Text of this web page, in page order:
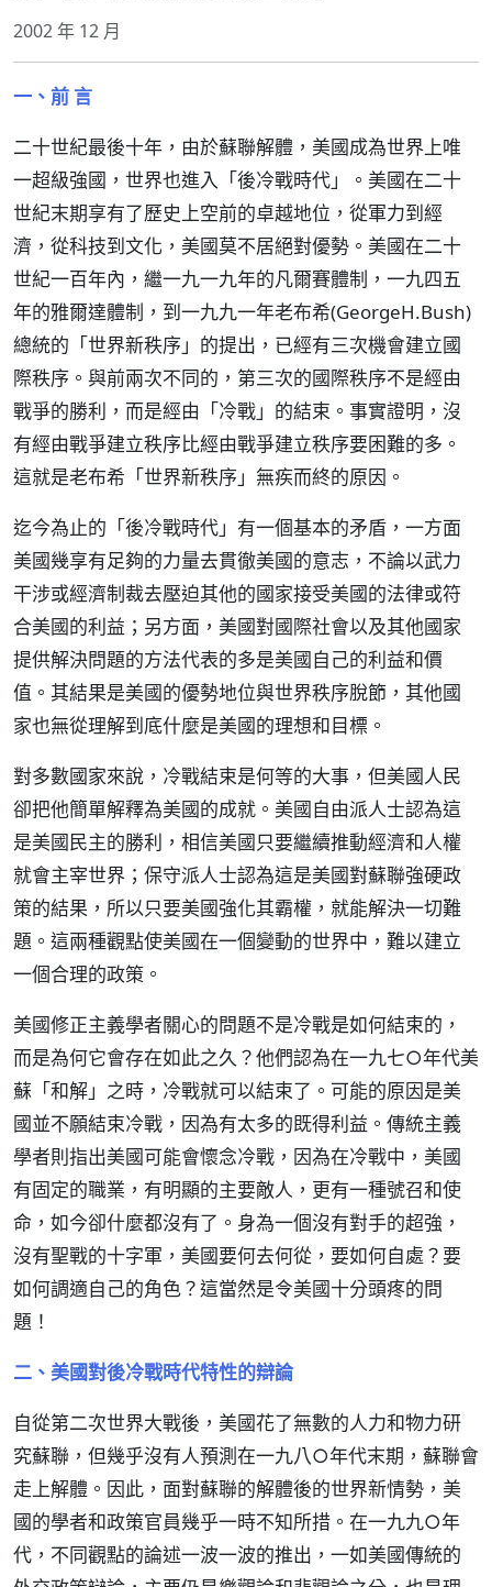
2002 年 12 月
一、前 言
二十世紀最後十年，由於蘇聯解體，美國成為世界上唯
一超級強國，世界也進入「後冷戰時代」。美國在二十
世紀末期享有了歷史上空前的卓越地位，從軍力到經
濟，從科技到文化，美國莫不居絕對優勢。美國在二十
世紀一百年內，繼一九一九年的凡爾賽體制，一九四五
年的雅爾達體制，到一九九一年老布希(GeorgeH.Bush)
總統的「世界新秩序」的提出，已經有三次機會建立國
際秩序。與前兩次不同的，第三次的國際秩序不是經由
戰爭的勝利，而是經由「冷戰」的結束。事實證明，沒
有經由戰爭建立秩序比經由戰爭建立秩序要困難的多。
這就是老布希「世界新秩序」無疾而終的原因。
迄今為止的「後冷戰時代」有一個基本的矛盾，一方面
美國幾享有足夠的力量去貫徹美國的意志，不論以武力
干涉或經濟制裁去壓迫其他的國家接受美國的法律或符
合美國的利益；另方面，美國對國際社會以及其他國家
提供解決問題的方法代表的多是美國自己的利益和價
值。其結果是美國的優勢地位與世界秩序脫節，其他國
家也無從理解到底什麼是美國的理想和目標。
對多數國家來說，冷戰結束是何等的大事，但美國人民
卻把他簡單解釋為美國的成就。美國自由派人士認為這
是美國民主的勝利，相信美國只要繼續推動經濟和人權
就會主宰世界；保守派人士認為這是美國對蘇聯強硬政
策的結果，所以只要美國強化其霸權，就能解決一切難
題。這兩種觀點使美國在一個變動的世界中，難以建立
一個合理的政策。
美國修正主義學者關心的問題不是冷戰是如何結束的，
而是為何它會存在如此之久？他們認為在一九七○年代美
蘇「和解」之時，冷戰就可以結束了。可能的原因是美
國並不願結束冷戰，因為有太多的既得利益。傳統主義
學者則指出美國可能會懷念冷戰，因為在冷戰中，美國
有固定的職業，有明顯的主要敵人，更有一種號召和使
命，如今卻什麼都沒有了。身為一個沒有對手的超強，
沒有聖戰的十字軍，美國要何去何從，要如何自處？要
如何調適自己的角色？這當然是令美國十分頭疼的問
題！
二、美國對後冷戰時代特性的辯論
自從第二次世界大戰後，美國花了無數的人力和物力研
究蘇聯，但幾乎沒有人預測在一九八○年代末期，蘇聯會
走上解體。因此，面對蘇聯的解體後的世界新情勢，美
國的學者和政策官員幾乎一時不知所措。在一九九○年
代，不同觀點的論述一波一波的推出，一如美國傳統的